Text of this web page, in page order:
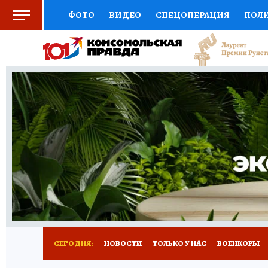
ФОТО ВИДЕО СПЕЦОПЕРАЦИЯ
СОЦПОДДЕРЖКА НАУКА СПОРТ
ВЫБОР ЭКСПЕРТОВ ДОКТОР
КНИЖНАЯ ПОЛКА ПРОГНОЗЫ НА СПОРТ
ПРЕСС-ЦЕНТР НЕДВИЖИМОСТЬ
РАДИО КП РЕКЛАМА ТЕСТЫ НОВОЕ
СЕГОДНЯ: НОВОСТИ ТОЛЬКО У НАС ВОЕНКОРЫ